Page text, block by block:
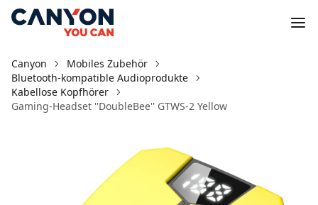
Canyon
Mobiles Zubehör
Bluetooth-kompatible Audioprodukte
Kabellose Kopfhörer
Gaming-Headset ''DoubleBee'' GTWS-2 Yellow